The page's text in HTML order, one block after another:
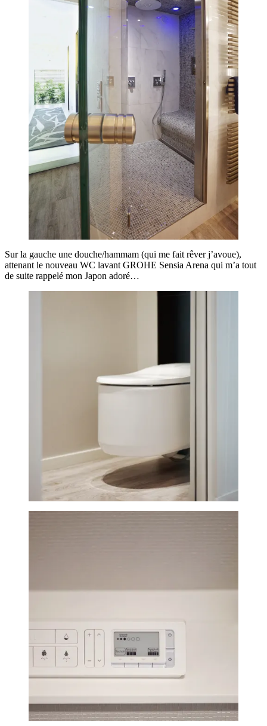
Sur la gauche une douche/hammam (qui me fait rêver j’avoue),
attenant le nouveau WC lavant GROHE Sensia Arena qui m’a tout
de suite rappelé mon Japon adoré…